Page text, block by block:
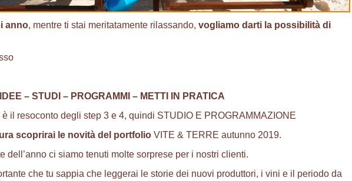
anno, mentre ti stai meritatamente rilassando, vogliamo darti la possibilità di
– STUDI – PROGRAMMI – METTI IN PRATICA
il resoconto degli step 3 e 4, quindi STUDIO E PROGRAMMAZIONE
scoprirai le novità del portfolio VITE & TERRE autunno 2019.
dell’anno ci siamo tenuti molte sorprese per i nostri clienti.
che tu sappia che leggerai le storie dei nuovi produttori, i vini e il periodo da